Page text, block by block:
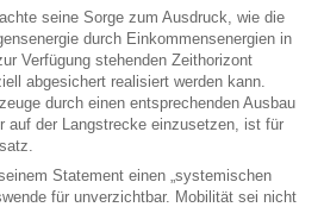
seine Sorge zum Ausdruck, wie die
durch Einkommensenergien in
Verfügung stehenden Zeithorizont
abgesichert realisiert werden kann.
durch einen entsprechenden Ausbau
auf der Langstrecke einzusetzen, ist für
Statement einen „systemischen
für unverzichtbar. Mobilität sei nicht